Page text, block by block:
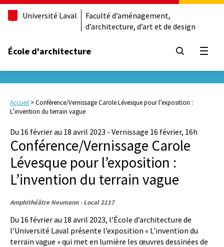
Université Laval
Faculté d’aménagement,
d’architecture, d’art et de design
École d'architecture
Accueil >Conférence/Vernissage Carole Lévesque pour l’exposition :
L’invention du terrain vague
Du 16 février au 18 avril 2023 - Vernissage 16 février, 16h
Conférence/Vernissage Carole
Lévesque pour l’exposition :
L’invention du terrain vague
Amphithéâtre Neumann - Local 2117
Du 16 février au 18 avril 2023, l’École d’architecture de
l’Université Laval présente l’exposition « L’invention du
terrain vague » qui met en lumière les œuvres dessinées de